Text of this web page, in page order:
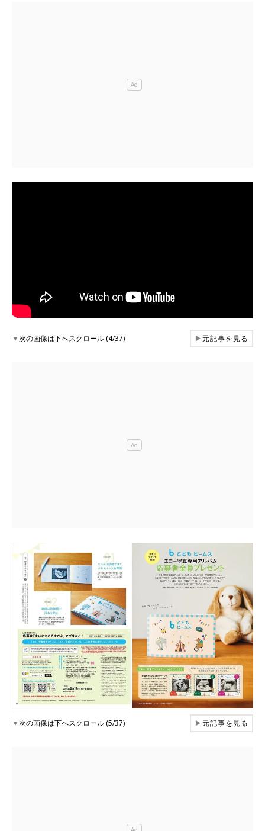
▼次の画像は下へスクロール (4/37) ▶元記事を見る
▼次の画像は下へスクロール (5/37) ▶元記事を見る